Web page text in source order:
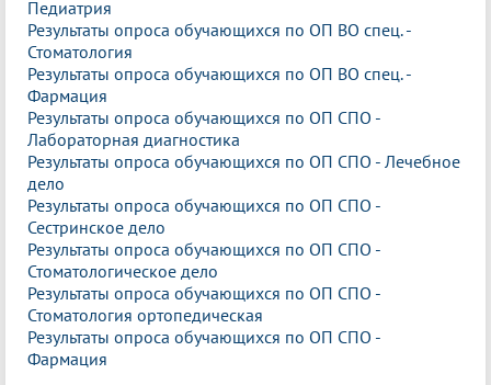
Педиатрия
Результаты опроса обучающихся по ОП ВО спец. -
Стоматология
Результаты опроса обучающихся по ОП ВО спец. -
Фармация
Результаты опроса обучающихся по ОП СПО -
Лабораторная диагностика
Результаты опроса обучающихся по ОП СПО - Лечебное
дело
Результаты опроса обучающихся по ОП СПО -
Сестринское дело
Результаты опроса обучающихся по ОП СПО -
Стоматологическое дело
Результаты опроса обучающихся по ОП СПО -
Стоматология ортопедическая
Результаты опроса обучающихся по ОП СПО -
Фармация